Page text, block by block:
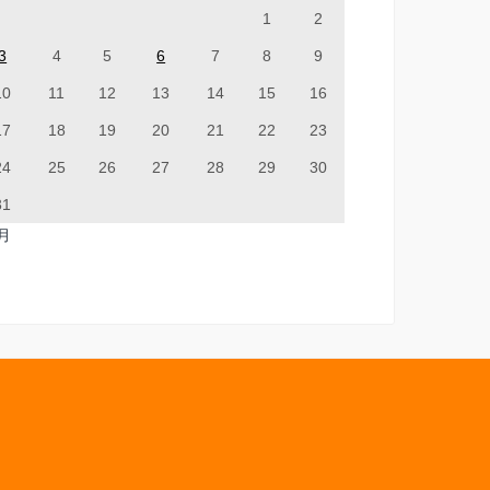
1 2
4 5 6 7 8 9
11 12 13 14 15 16
18 19 20 21 22 23
25 26 27 28 29 30